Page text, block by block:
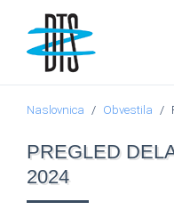
Naslovnica Obvestila
PREGLED
2024